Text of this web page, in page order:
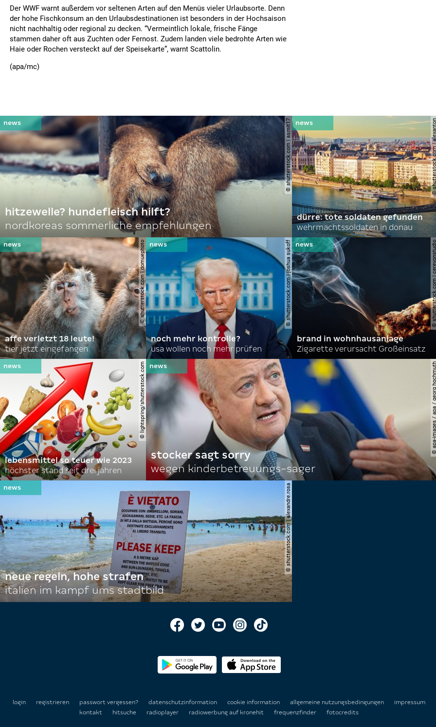
Der WWF warnt außerdem vor seltenen Arten auf den Menüs vieler Urlaubsorte. Denn
der hohe Fischkonsum an den Urlaubsdestinationen ist besonders in der Hochsaison
nicht nachhaltig oder regional zu decken. “Vermeintlich lokale, frische Fänge
stammen daher oft aus Zuchten oder Fernost. Zudem landen viele bedrohte Arten wie
Haie oder Rochen versteckt auf der Speisekarte”, warnt Scattolin.
(apa/mc)
© shutterstock.com | asmit17
hitzewelle? hundefleisch hilft?
nordkoreas sommerliche empfehlungen
©
dürre: tote soldaten gefunden
wehrmachtssoldaten in donau
© shutterstock.com | domuephoto
affe verletzt 18 leute!
tier jetzt eingefangen
© shutterstock.com | joshua sukoff
noch mehr kontrolle?
usa wollen noch mehr prüfen
©
brand in wohnhausanlage
Zigarette verursacht Großeinsatz
© lightspring/shutterstock.com
lebensmittel so teuer wie 2023
höchster stand seit drei jahren
© apa-images /
stocker sagt sorry
wegen kinderbetreuungs-sager
© shutterstock.com | alexandre.rosa
neue regeln, hohe strafen
italien im kampf ums stadtbild
login registrieren passwort vergessen? datenschutzinformation cookie information allgemeine nutzungsbedingungen
impressum
kontakt
hitsuche radioplayer radiowerbung auf kronehit frequenzfinder fotocredits